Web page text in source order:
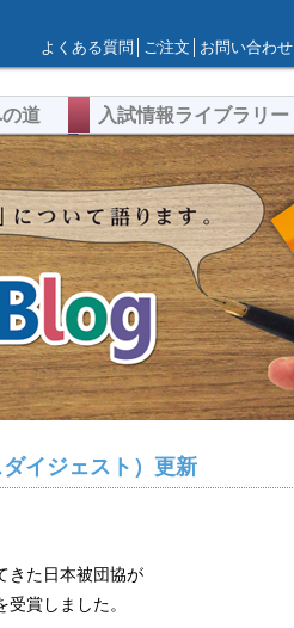
よくある質問 ご注文 お問い合わせ
道 入試情報ライブラリー
イジェスト）更新
きた日本被団協が
賞しました。